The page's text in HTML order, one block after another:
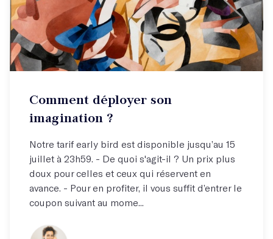
Élargissez votre horizon !
Comment déployer son
imagination ?
Notre tarif early bird est disponible jusqu’au 15
juillet à 23h59. - De quoi s'agit-il ? Un prix plus
doux pour celles et ceux qui réservent en
avance. - Pour en profiter, il vous suffit d’entrer le
coupon suivant au mome...